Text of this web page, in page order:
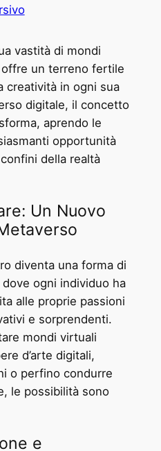
vastità di mondi
un terreno fertile
creatività in ogni sua
digitale, il concetto
aprendo le
opportunità
della realtà
Un Nuovo
diventa una forma di
ogni individuo ha
alle proprie passioni
e sorprendenti.
mondi virtuali
d’arte digitali,
o perfino condurre
le possibilità sono
e